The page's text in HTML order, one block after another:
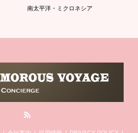
南太平洋・ミクロネシア